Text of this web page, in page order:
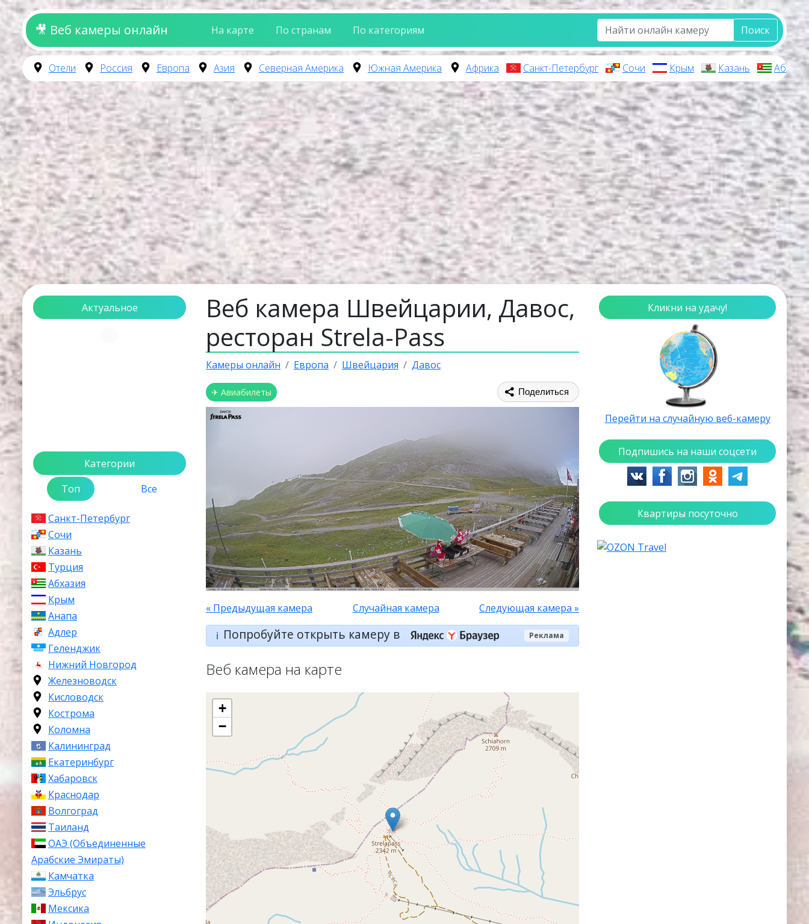
🎥 Веб камеры онлайн На карте По странам По категориям Поиск
Отели Россия Европа Азия Северная Америка Южная Америка Африка Санкт-Петербург Сочи Крым Казань
Актуальное
Категории
Топ
Все
Санкт-Петербург
Сочи
Казань
Турция
Абхазия
Крым
Анапа
Адлер
Геленджик
Нижний Новгород
Железноводск
Кисловодск
Кострома
Коломна
Калининград
Екатеринбург
Хабаровск
Краснодар
Волгоград
Таиланд
ОАЭ (Объединенные
Арабские Эмираты)
Камчатка
Эльбрус
Мексика
Веб камера Швейцарии, Давос,
ресторан Strela-Pass
Камеры онлайн Европа Швейцария Давос
✈ Авиабилеты Поделиться
« Предыдущая камера Случайная камера Следующая камера »
ℹ️ Попробуйте открыть камеру в Реклама
Веб камера на карте
+
−
Кликни на удачу!
Перейти на случайную веб-камеру
Подпишись на наши соцсети
Квартиры посуточно